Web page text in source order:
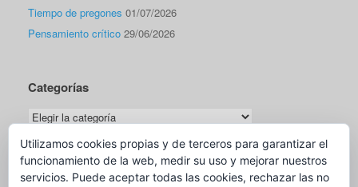
Tiempo de pregones 01/07/2026
Pensamiento crítico 29/06/2026
Categorías
Categorías
Traductor
Utilizamos cookies propias y de terceros para garantizar el
funcionamiento de la web, medir su uso y mejorar nuestros
servicios. Puede aceptar todas las cookies, rechazar las no